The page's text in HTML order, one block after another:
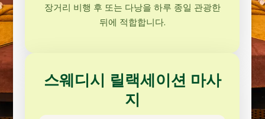
장거리 비행 후 또는 다낭을 하루 종일 관광한
뒤에 적합합니다.
스웨디시 릴랙세이션 마사
지